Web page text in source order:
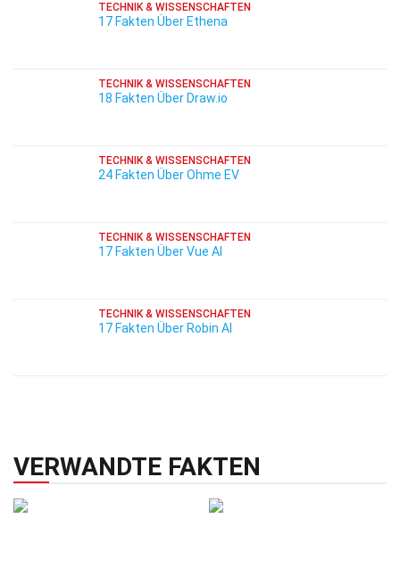
TECHNIK & WISSENSCHAFTEN
17 Fakten Über Ethena
TECHNIK & WISSENSCHAFTEN
18 Fakten Über Draw.io
TECHNIK & WISSENSCHAFTEN
24 Fakten Über Ohme EV
TECHNIK & WISSENSCHAFTEN
17 Fakten Über Vue AI
TECHNIK & WISSENSCHAFTEN
17 Fakten Über Robin AI
VERWANDTE FAKTEN